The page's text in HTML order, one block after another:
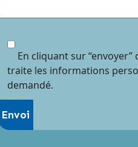
En cliquant sur
traite les informations
demandé.